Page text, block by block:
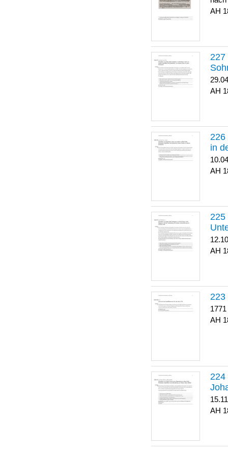
in
1771